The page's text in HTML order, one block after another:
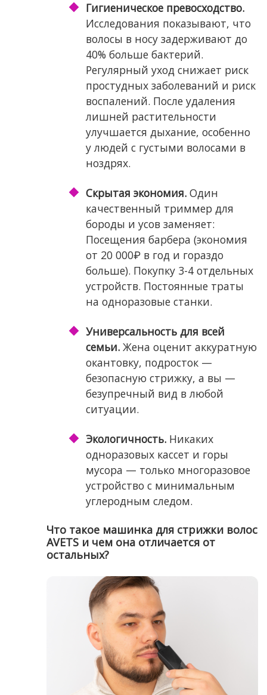
Гигиеническое превосходство.
Исследования показывают, что
волосы в носу задерживают до
40% больше бактерий.
Регулярный уход снижает риск
простудных заболеваний и риск
воспалений. После удаления
лишней растительности
улучшается дыхание, особенно
у людей с густыми волосами в
ноздрях.
Скрытая экономия.Один
качественный триммер для
бороды и усов заменяет:
Посещения барбера (экономия
от 20 000₽ в год и гораздо
больше). Покупку 3-4 отдельных
устройств. Постоянные траты
на одноразовые станки.
Универсальность для всей
семьи.Жена оценит аккуратную
окантовку, подросток —
безопасную стрижку, а вы —
безупречный вид в любой
ситуации.
Экологичность.Никаких
одноразовых кассет и горы
мусора — только многоразовое
устройство с минимальным
углеродным следом.
Что такое машинка для стрижки волос
AVETS и чем она отличается от
остальных?